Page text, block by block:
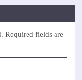
Required fields are